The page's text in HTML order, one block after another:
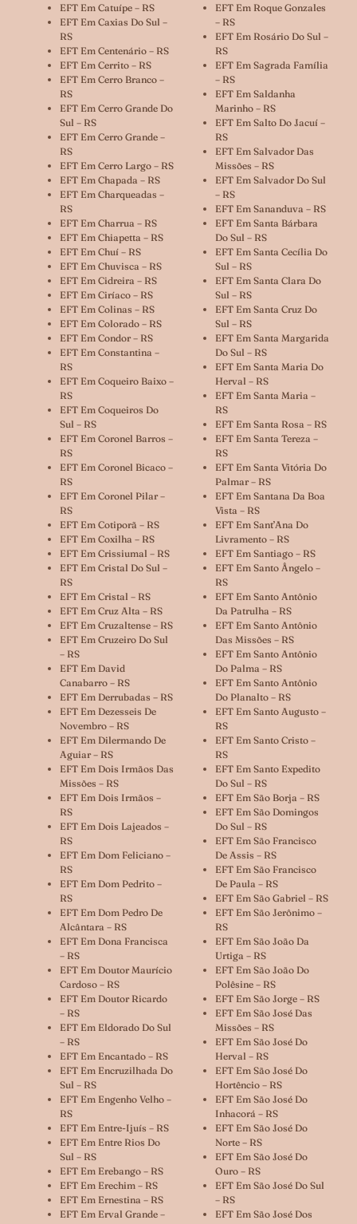
EFT Em Catuípe – RS
EFT Em Caxias Do Sul –
RS
EFT Em Centenário – RS
EFT Em Cerrito – RS
EFT Em Cerro Branco –
RS
EFT Em Cerro Grande Do
Sul – RS
EFT Em Cerro Grande –
RS
EFT Em Cerro Largo – RS
EFT Em Chapada – RS
EFT Em Charqueadas –
RS
EFT Em Charrua – RS
EFT Em Chiapetta – RS
EFT Em Chuí – RS
EFT Em Chuvisca – RS
EFT Em Cidreira – RS
EFT Em Ciríaco – RS
EFT Em Colinas – RS
EFT Em Colorado – RS
EFT Em Condor – RS
EFT Em Constantina –
RS
EFT Em Coqueiro Baixo –
RS
EFT Em Coqueiros Do
Sul – RS
EFT Em Coronel Barros –
RS
EFT Em Coronel Bicaco –
RS
EFT Em Coronel Pilar –
RS
EFT Em Cotiporã – RS
EFT Em Coxilha – RS
EFT Em Crissiumal – RS
EFT Em Cristal Do Sul –
RS
EFT Em Cristal – RS
EFT Em Cruz Alta – RS
EFT Em Cruzaltense – RS
EFT Em Cruzeiro Do Sul
– RS
EFT Em David
Canabarro – RS
EFT Em Derrubadas – RS
EFT Em Dezesseis De
Novembro – RS
EFT Em Dilermando De
Aguiar – RS
EFT Em Dois Irmãos Das
Missões – RS
EFT Em Dois Irmãos –
RS
EFT Em Dois Lajeados –
RS
EFT Em Dom Feliciano –
RS
EFT Em Dom Pedrito –
RS
EFT Em Dom Pedro De
Alcântara – RS
EFT Em Dona Francisca
– RS
EFT Em Doutor Maurício
Cardoso – RS
EFT Em Doutor Ricardo
– RS
EFT Em Eldorado Do Sul
– RS
EFT Em Encantado – RS
EFT Em Encruzilhada Do
Sul – RS
EFT Em Engenho Velho –
RS
EFT Em Entre-Ijuís – RS
EFT Em Entre Rios Do
Sul – RS
EFT Em Erebango – RS
EFT Em Erechim – RS
EFT Em Ernestina – RS
EFT Em Erval Grande –
EFT Em Roque Gonzales
– RS
EFT Em Rosário Do Sul –
RS
EFT Em Sagrada Família
– RS
EFT Em Saldanha
Marinho – RS
EFT Em Salto Do Jacuí –
RS
EFT Em Salvador Das
Missões – RS
EFT Em Salvador Do Sul
– RS
EFT Em Sananduva – RS
EFT Em Santa Bárbara
Do Sul – RS
EFT Em Santa Cecília Do
Sul – RS
EFT Em Santa Clara Do
Sul – RS
EFT Em Santa Cruz Do
Sul – RS
EFT Em Santa Margarida
Do Sul – RS
EFT Em Santa Maria Do
Herval – RS
EFT Em Santa Maria –
RS
EFT Em Santa Rosa – RS
EFT Em Santa Tereza –
RS
EFT Em Santa Vitória Do
Palmar – RS
EFT Em Santana Da Boa
Vista – RS
EFT Em Sant’Ana Do
Livramento – RS
EFT Em Santiago – RS
EFT Em Santo Ângelo –
RS
EFT Em Santo Antônio
Da Patrulha – RS
EFT Em Santo Antônio
Das Missões – RS
EFT Em Santo Antônio
Do Palma – RS
EFT Em Santo Antônio
Do Planalto – RS
EFT Em Santo Augusto –
RS
EFT Em Santo Cristo –
RS
EFT Em Santo Expedito
Do Sul – RS
EFT Em São Borja – RS
EFT Em São Domingos
Do Sul – RS
EFT Em São Francisco
De Assis – RS
EFT Em São Francisco
De Paula – RS
EFT Em São Gabriel – RS
EFT Em São Jerônimo –
RS
EFT Em São João Da
Urtiga – RS
EFT Em São João Do
Polêsine – RS
EFT Em São Jorge – RS
EFT Em São José Das
Missões – RS
EFT Em São José Do
Herval – RS
EFT Em São José Do
Hortêncio – RS
EFT Em São José Do
Inhacorá – RS
EFT Em São José Do
Norte – RS
EFT Em São José Do
Ouro – RS
EFT Em São José Do Sul
– RS
EFT Em São José Dos